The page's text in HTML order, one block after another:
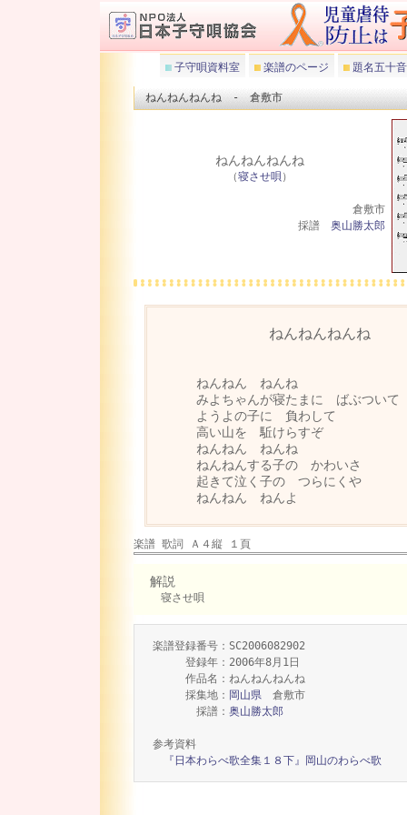
子守唄資料室 楽譜のページ 題名五十
ねんねんねんね - 倉敷市
ねんねんねんね
（寝させ唄 ）
倉敷市
採譜 奥山勝太郎
ねんねんねんね
ねんねん ねんね
みよちゃんが寝たまに ばぶついて
ようよの子に 負わして
高い山を 駈けらすぞ
ねんねん ねんね
ねんねんする子の かわいさ
起きて泣く子の つらにくや
ねんねん ねんよ
楽譜 歌詞 Ａ４縦 １頁
解説
寝させ唄
楽譜登録番号：SC2006082902
登録年：2006年8月1日
作品名：ねんねんねんね
採集地： 岡山県 倉敷市
採譜： 奥山勝太郎
参考資料
『日本わらべ歌全集１８下』岡山のわらべ歌